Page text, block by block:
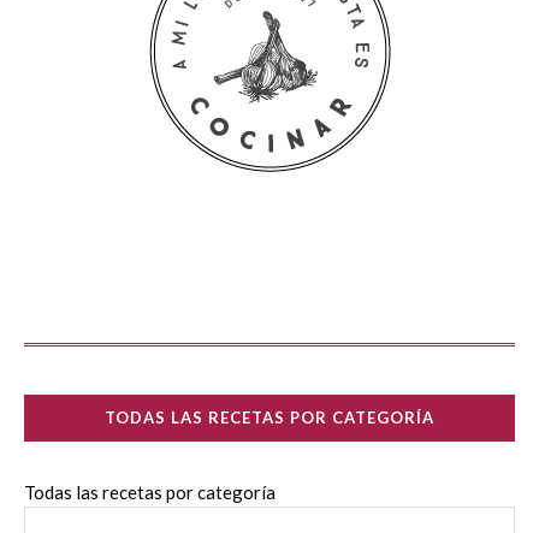
TODAS LAS RECETAS POR CATEGORÍA
Todas las recetas por categoría